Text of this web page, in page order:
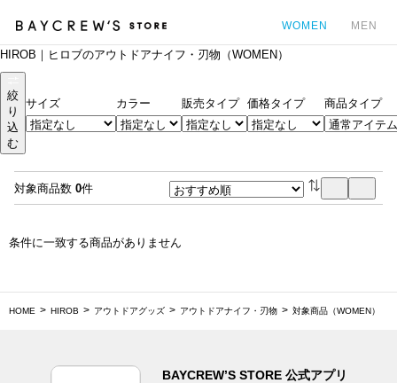
WOMEN MEN
HIROB｜ヒロブのアウトドアナイフ・刃物（WOMEN）
絞
り
込
む
サイズ カラー 販売タイプ 価格タイプ 商品タイプ
対象商品数 0件
条件に一致する商品がありません
HOME HIROB アウトドアグッズ アウトドアナイフ・刃物 対象商品（WOMEN）
BAYCREW’S STORE 公式アプリ